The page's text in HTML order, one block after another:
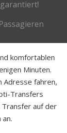
garantiert!
komfortablen
Minuten.
Adresse fahren,
Transfers
Transfer auf der